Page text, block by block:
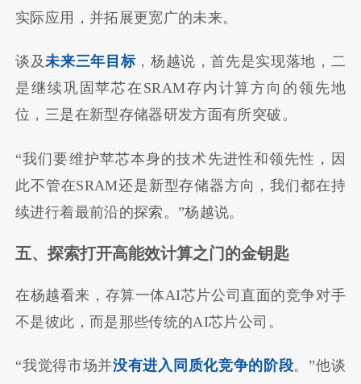
实际应用，并拓展更宽广的未来。
谈及未来三年目标，杨越说，首先是实现落地，二
是继续巩固苹芯在SRAM存内计算方向的领先地
位，三是在新型存储器研发方面有所突破。
“我们要维护苹芯本身的技术先进性和领先性，因
此不管在SRAM还是新型存储器方向，我们都在持
续进行着最前沿的探索。”杨越说。
五、探索打开高能效计算之门的金钥匙
在杨越看来，存算一体AI芯片公司直面的竞争对手
不是彼此，而是那些传统的AI芯片公司。
“我觉得市场并没有进入同质化竞争的阶段。”他谈